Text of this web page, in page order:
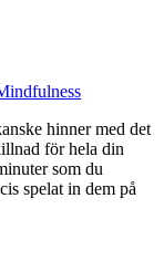
hinner med det
för hela din
som du
spelat in dem på